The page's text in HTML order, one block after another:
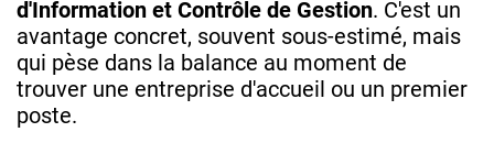
d'Information et Contrôle de Gestion. C'est un
avantage concret, souvent sous-estimé, mais
qui pèse dans la balance au moment de
trouver une entreprise d'accueil ou un premier
poste.